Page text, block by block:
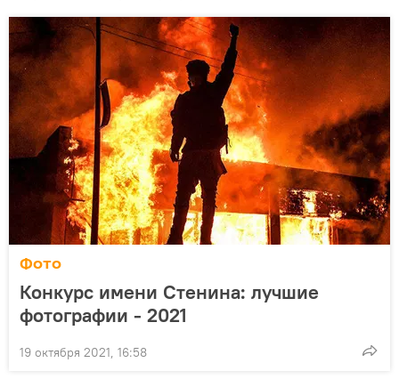
Фото
Конкурс имени Стенина: лучшие
фотографии - 2021
19 октября 2021, 16:58